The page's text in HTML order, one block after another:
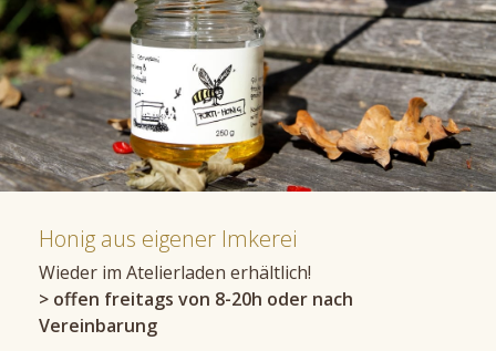
Honig aus eigener Imkerei
Wieder im Atelierladen erhältlich!
> offen freitags von 8-20h oder nach
Vereinbarung